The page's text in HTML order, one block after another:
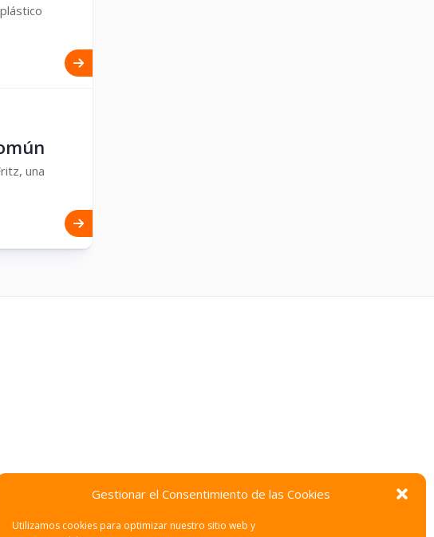
Gestionar el Consentimiento de las Cookies
Utilizamos cookies para optimizar nuestro sitio web y
una